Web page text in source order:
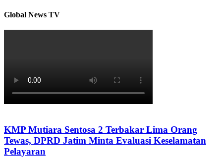
Global News TV
KMP Mutiara Sentosa 2 Terbakar Lima Orang
Tewas, DPRD Jatim Minta Evaluasi Keselamatan
Pelayaran